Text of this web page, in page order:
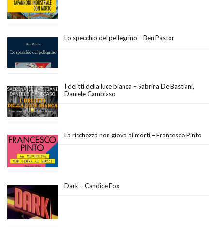
Lo specchio del pellegrino – Ben Pastor
I delitti della luce bianca – Sabrina De Bastiani,
Daniele Cambiaso
La ricchezza non giova ai morti – Francesco Pinto
Dark – Candice Fox